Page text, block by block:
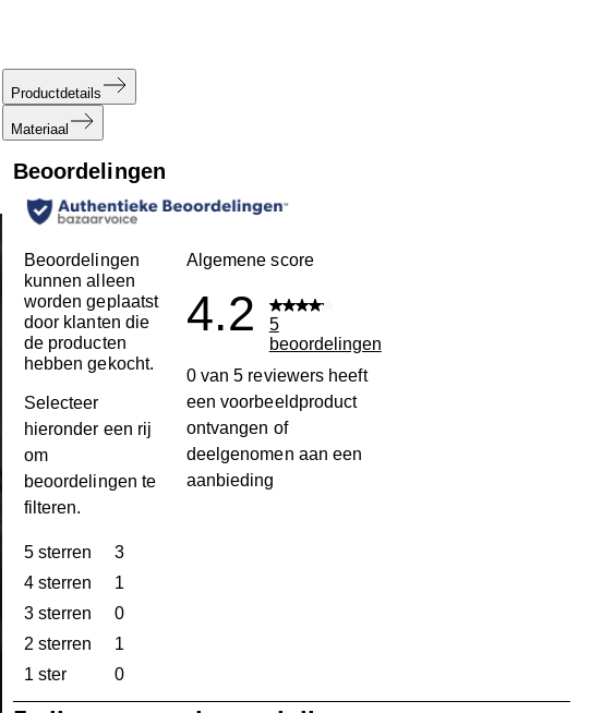
Productdetails
Materiaal
Beoordelingen
Beoordelingen
kunnen alleen
worden geplaatst
door klanten die
de producten
hebben gekocht.
Selecteer
hieronder een rij
om
beoordelingen te
filteren.
5 sterren sterren
3
3 beoordelingen met 5 sterren.
4 sterren sterren
1
1 beoordeling met 4 sterren.
3 sterren sterren
0
0 beoordelingen met 3 sterren.
2 sterren sterren
1
1 beoordeling met 2 sterren.
1 ster sterren0
0 beoordelingen met 1 ster.
Algemene score
4.2
5
beoordelingen
0 van 5 reviewers heeft
een voorbeeldproduct
ontvangen of
deelgenomen aan een
aanbieding